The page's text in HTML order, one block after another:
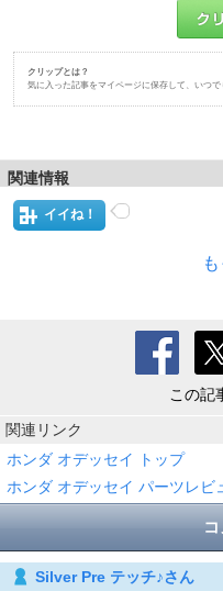
クリップとは？
気に入った記事をマイページに保存して、いつで
関連情報
イイね！
この記
関連リンク
ホンダ オデッセイ トップ
ホンダ オデッセイ パーツレビ
コ
Silver Pre テッチ♪さん